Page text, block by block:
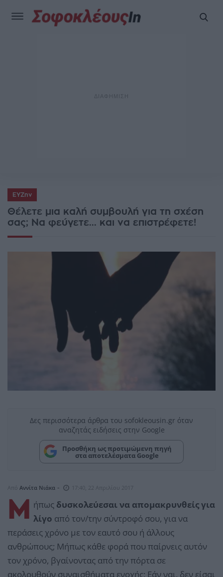
ΕΥΖην
Θέλετε μια καλή συμβουλή για τη σχέση
σας; Να φεύγετε... και να επιστρέφετε!
Δες περισσότερα άρθρα του sofokleousin.gr όταν
αναζητάς ειδήσεις στην Google
Προσθήκη ως προτιμώμενη πηγή
στα αποτελέσματα Google
Από Αννίτα Νιάκα - 17:40, 22 Απριλίου 2017
Μ ήπως δυσκολεύεσαι να απομακρυνθείς για
λίγο από τον/την σύντροφό σου, για να
περάσεις χρόνο με τον εαυτό σου ή άλλους
ανθρώπους; Μήπως κάθε φορά που παίρνεις αυτόν
τον χρόνο, βγαίνοντας από την πόρτα σε
ακολουθούν συναισθήματα ενοχής; Εάν ναι, δεν είσαι